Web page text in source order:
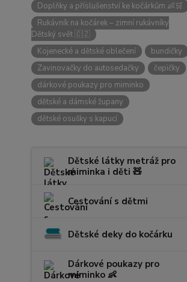
Doplňky a příslušenství ke kočárkům 👶🛒
Rukávník na kočárek – zimní rukávníky
Dětský svět 🇨🇿
Kojenecké a dětské oblečení
bundičky
Zavinovačky do autosedačky
čepičky
dárkové poukazy pro miminko
dětské a dámské župany
dětské osušky s kapucí
Dětské látky metráž pro
miminka i děti 🧸
Cestování s dětmi
Dětské deky do kočárku
Dárkové poukazy pro
miminko 👶